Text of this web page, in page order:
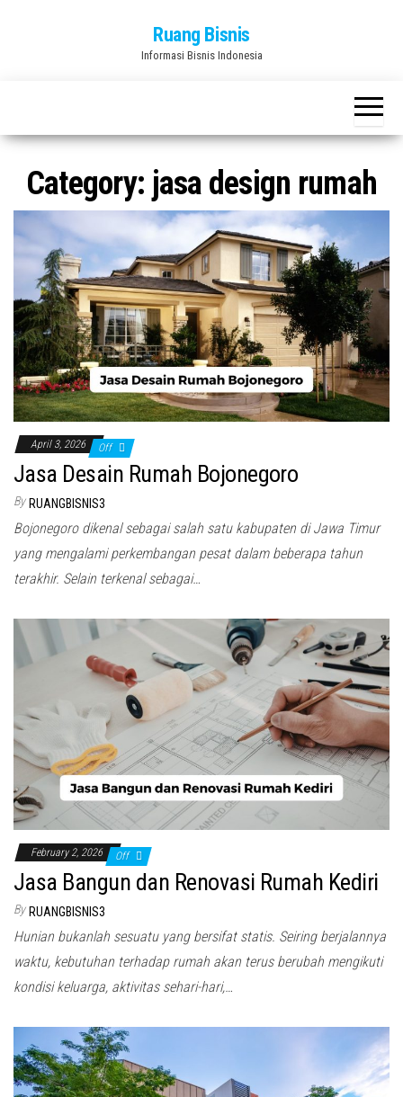
Ruang Bisnis
Informasi Bisnis Indonesia
Category: jasa design rumah
April 3, 2026 Off
Jasa Desain Rumah Bojonegoro
By RUANGBISNIS3
Bojonegoro dikenal sebagai salah satu kabupaten di Jawa Timur
yang mengalami perkembangan pesat dalam beberapa tahun
terakhir. Selain terkenal sebagai…
February 2, 2026 Off
Jasa Bangun dan Renovasi Rumah Kediri
By RUANGBISNIS3
Hunian bukanlah sesuatu yang bersifat statis. Seiring berjalannya
waktu, kebutuhan terhadap rumah akan terus berubah mengikuti
kondisi keluarga, aktivitas sehari-hari,…